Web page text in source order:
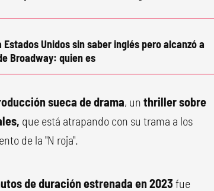
Unidos sin saber inglés pero alcanzó a
Broadway: quien es
sueca de drama, un thriller sobre
que está atrapando con su trama a los
de la "N roja".
de duración estrenada en 2023 fue